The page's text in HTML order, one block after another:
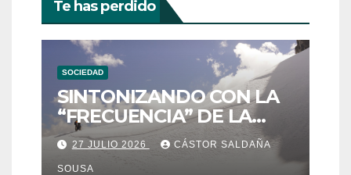
Te has perdido
SOCIEDAD
SINTONIZANDO CON LA
“FRECUENCIA” DE LA
ESTRELLA DE LA NIEVE:
QOYLLUR´RITTI
27 JULIO 2026 CÁSTOR SALDAÑA
SOUSA